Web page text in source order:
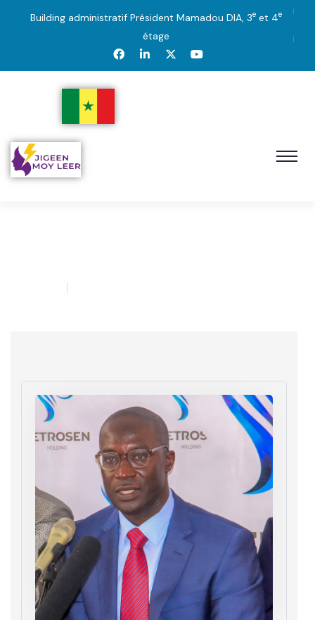
Building administratif Président Mamadou DIA, 3eet 4e
étage